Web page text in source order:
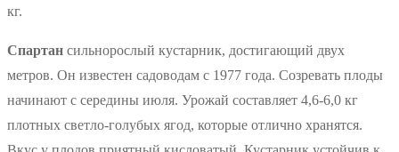
кг.
Спартан сильнорослый кустарник, достигающий двух
метров. Он известен садоводам с 1977 года. Созревать плоды
начинают с середины июля. Урожай составляет 4,6-6,0 кг
плотных светло-голубых ягод, которые отлично хранятся.